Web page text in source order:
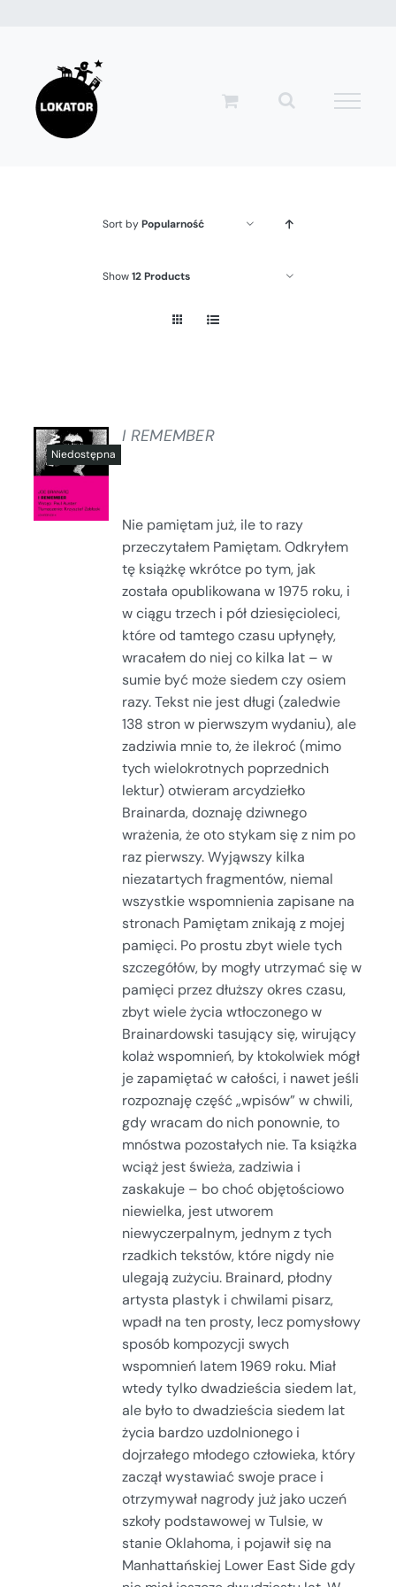
zawartości
Sort byPopularność
Show12 Products
SZCZEGÓŁY
I REMEMBER
Nie pamiętam już, ile to razy
przeczytałem Pamiętam. Odkryłem
tę książkę wkrótce po tym, jak
została opublikowana w 1975 roku, i
w ciągu trzech i pół dziesięcioleci,
które od tamtego czasu upłynęły,
wracałem do niej co kilka lat – w
sumie być może siedem czy osiem
razy. Tekst nie jest długi (zaledwie
138 stron w pierwszym wydaniu), ale
zadziwia mnie to, że ilekroć (mimo
tych wielokrotnych poprzednich
lektur) otwieram arcydziełko
Brainarda, doznaję dziwnego
wrażenia, że oto stykam się z nim po
raz pierwszy. Wyjąwszy kilka
niezatartych fragmentów, niemal
wszystkie wspomnienia zapisane na
stronach Pamiętam znikają z mojej
pamięci. Po prostu zbyt wiele tych
szczegółów, by mogły utrzymać się w
pamięci przez dłuższy okres czasu,
zbyt wiele życia wtłoczonego w
Brainardowski tasujący się, wirujący
kolaż wspomnień, by ktokolwiek mógł
je zapamiętać w całości, i nawet jeśli
rozpoznaję część „wpisów” w chwili,
gdy wracam do nich ponownie, to
mnóstwa pozostałych nie. Ta książka
wciąż jest świeża, zadziwia i
zaskakuje – bo choć objętościowo
niewielka, jest utworem
niewyczerpalnym, jednym z tych
rzadkich tekstów, które nigdy nie
ulegają zużyciu. Brainard, płodny
artysta plastyk i chwilami pisarz,
wpadł na ten prosty, lecz pomysłowy
sposób kompozycji swych
wspomnień latem 1969 roku. Miał
wtedy tylko dwadzieścia siedem lat,
ale było to dwadzieścia siedem lat
życia bardzo uzdolnionego i
dojrzałego młodego człowieka, który
zaczął wystawiać swoje prace i
otrzymywał nagrody już jako uczeń
szkoły podstawowej w Tulsie, w
stanie Oklahoma, i pojawił się na
Manhattańskiej Lower East Side gdy